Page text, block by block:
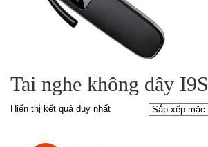
Tai nghe không dây I9S
Hiển thị kết quả duy nhất